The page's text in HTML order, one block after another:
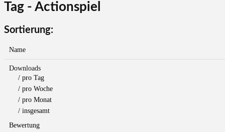
Tag - Actionspiel
Sortierung:
Name
Downloads
/ pro Tag
/ pro Woche
/ pro Monat
/ insgesamt
Bewertung